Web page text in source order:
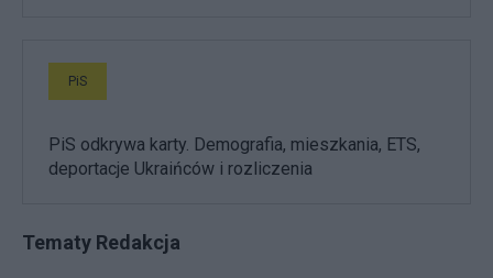
PiS
PiS odkrywa karty. Demografia, mieszkania, ETS,
deportacje Ukraińców i rozliczenia
Tematy Redakcja